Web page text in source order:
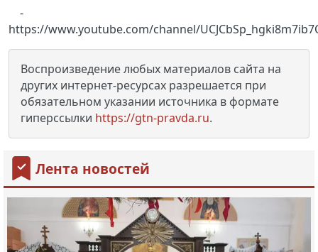
-
https://www.youtube.com/channel/
Воспроизведение любых материалов сайта на
других интернет-ресурсах разрешается при
обязательном указании источника в формате
гиперссылки https://gtn-pravda.ru.
Лента новостей